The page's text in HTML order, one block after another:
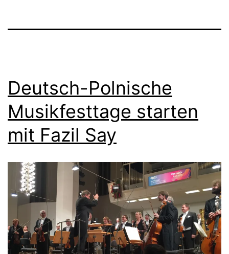
Deutsch-Polnische
Musikfesttage starten
mit Fazil Say